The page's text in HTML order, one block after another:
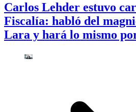
Carlos Lehder estuvo
Fiscalía: habló del
Lara y hará lo mismo